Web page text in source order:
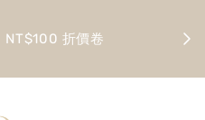
NT$100 折價卷